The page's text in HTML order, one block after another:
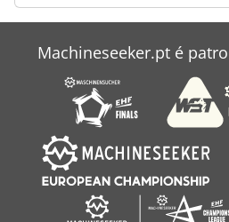
Reinbold Hacker
Sucata
Superfície
Machineseeker.pt é